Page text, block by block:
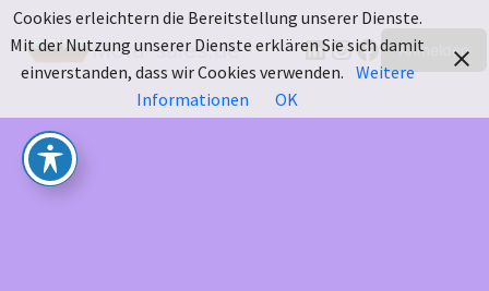
Motu-sales.de LinkedIn
Instagram
Facebook
Anmelden
Cookies erleichtern die Bereitstellung unserer Dienste.
Mit der Nutzung unserer Dienste erklären Sie sich damit
einverstanden, dass wir Cookies verwenden. Weitere
Informationen
OK